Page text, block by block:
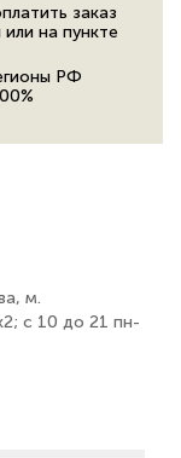
заказ
на пункте
РФ
м.
с 10 до 21 пн-